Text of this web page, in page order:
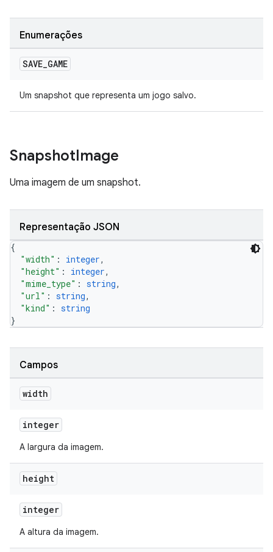
Enumerações
SAVE_GAME
Um snapshot que representa um jogo salvo.
SnapshotImage
Uma imagem de um snapshot.
Representação JSON
{
"width" : integer,
"height" : integer,
"mime_type" : string,
"url" : string,
"kind" : string
}
Campos
width
integer
A largura da imagem.
height
integer
A altura da imagem.